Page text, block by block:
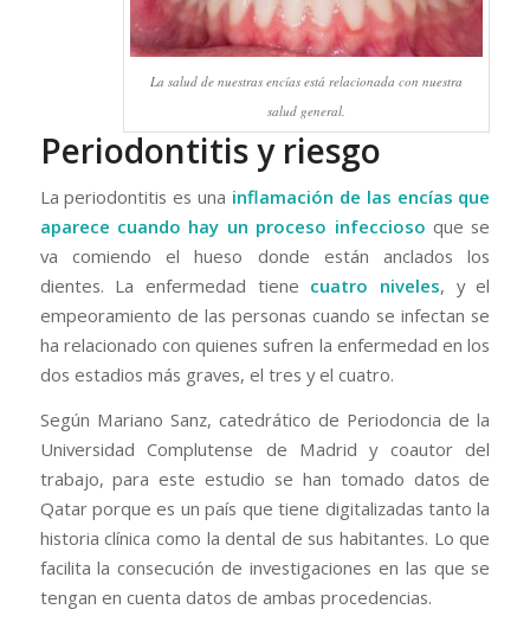
La salud de nuestras encías está relacionada con nuestra
salud general.
Periodontitis y riesgo
La periodontitis es una inflamación de las encías que
aparece cuando hay un proceso infeccioso que se
va comiendo el hueso donde están anclados los
dientes. La enfermedad tiene cuatro niveles, y el
empeoramiento de las personas cuando se infectan se
ha relacionado con quienes sufren la enfermedad en los
dos estadios más graves, el tres y el cuatro.
Según Mariano Sanz, catedrático de Periodoncia de la
Universidad Complutense de Madrid y coautor del
trabajo, para este estudio se han tomado datos de
Qatar porque es un país que tiene digitalizadas tanto la
historia clínica como la dental de sus habitantes. Lo que
facilita la consecución de investigaciones en las que se
tengan en cuenta datos de ambas procedencias.